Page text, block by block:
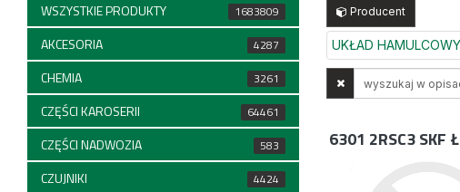
Producent
UKŁAD HAMULCOWY
6301 2RSC3 SKF
WSZYSTKIE PRODUKTY 1683809
AKCESORIA 4287
CHEMIA 3261
CZĘŚCI KAROSERII 64461
CZĘŚCI NADWOZIA 583
CZUJNIKI 4424